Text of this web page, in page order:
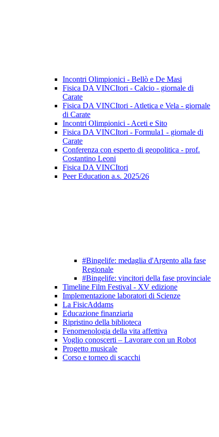
Incontri Olimpionici - Bellò e De Masi
Fisica DA VINCItori - Calcio - giornale di
Carate
Fisica DA VINCItori - Atletica e Vela - giornale
di Carate
Incontri Olimpionici - Aceti e Sito
Fisica DA VINCItori - Formula1 - giornale di
Carate
Conferenza con esperto di geopolitica - prof.
Costantino Leoni
Fisica DA VINCItori
Peer Education a.s. 2025/26
#Bingelife: medaglia d'Argento alla fase
Regionale
#Bingelife: vincitori della fase provinciale
Timeline Film Festival - XV edizione
Implementazione laboratori di Scienze
La FisicAddams
Educazione finanziaria
Ripristino della biblioteca
Fenomenologia della vita affettiva
Voglio conoscerti – Lavorare con un Robot
Progetto musicale
Corso e torneo di scacchi